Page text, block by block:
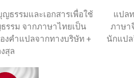
ธรรมและเอกสารเพื่อใช้
รรม จากภาษาไทยเป็น
งคำแปลจากทางบริษัท +
สุล
แปล
ภาษา
นักแป